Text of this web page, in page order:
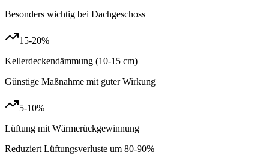
Besonders wichtig bei Dachgeschoss
15-20%
Kellerdeckendämmung (10-15 cm)
Günstige Maßnahme mit guter Wirkung
5-10%
Lüftung mit Wärmerückgewinnung
Reduziert Lüftungsverluste um 80-90%